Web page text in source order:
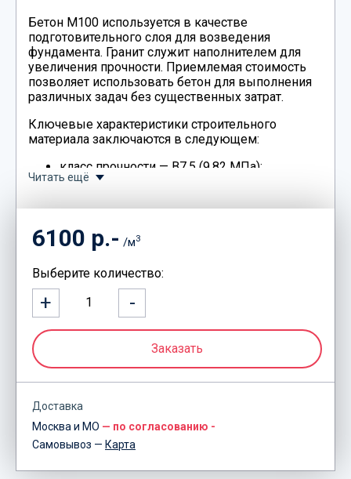
Бетон М100 используется в качестве
подготовительного слоя для возведения
фундамента. Гранит служит наполнителем для
увеличения прочности. Приемлемая стоимость
позволяет использовать бетон для выполнения
различных задач без существенных затрат.
Ключевые характеристики строительного
материала заключаются в следующем:
класс прочности — В7,5 (9,82 МПа);
класс влагонепроницаемости — W2;
можно на сайте компании или по телефону.
Контакты для связи указаны на странице.
Читать ещё
6100 р.- /м3
Выберите количество:
+ 1 -
Заказать
Доставка
Москва и МО — по согласованию -
Самовывоз — Карта